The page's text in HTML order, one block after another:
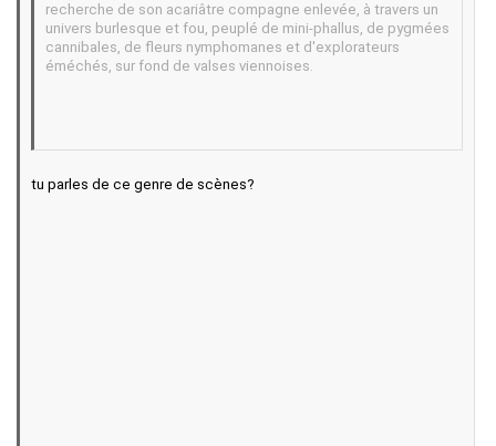
recherche de son acariâtre compagne enlevée, à travers un
univers burlesque et fou, peuplé de mini-phallus, de pygmées
cannibales, de fleurs nymphomanes et d'explorateurs
éméchés, sur fond de valses viennoises.
tu parles de ce genre de scènes?